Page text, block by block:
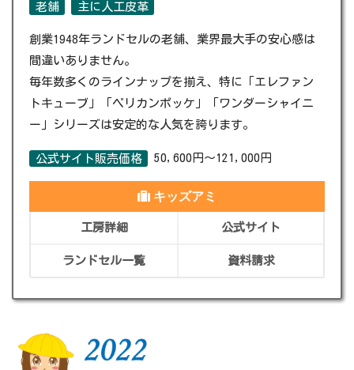
老舗 主に人工皮革
創業1948年ランドセルの老舗、業界最大手の安心感は
間違いありません。
毎年数多くのラインナップを揃え、特に「エレファン
トキューブ」「ペリカンポッケ」「ワンダーシャイニ
ー」シリーズは安定的な人気を誇ります。
公式サイト販売価格 50,600円～121,000円
キッズアミ
工房詳細 公式サイト
ランドセル一覧 資料請求